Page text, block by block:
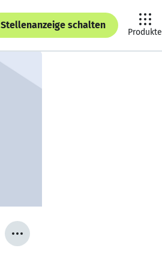
Stellenanzeige schalten
Produkte